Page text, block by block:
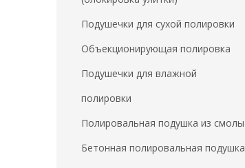
Подушечки для сухой полировки
Объекционирующая полировка
Подушечки для влажной
полировки
Полировальная подушка из смолы
Бетонная полировальная подушка